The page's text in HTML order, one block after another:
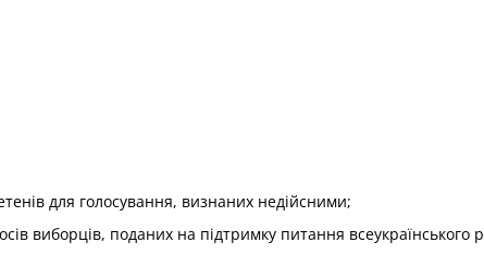
для голосування, визнаних недійсними;
виборців, поданих на підтримку питання всеукраїнського